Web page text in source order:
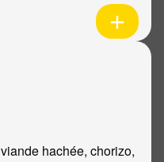
hachée, chorizo,